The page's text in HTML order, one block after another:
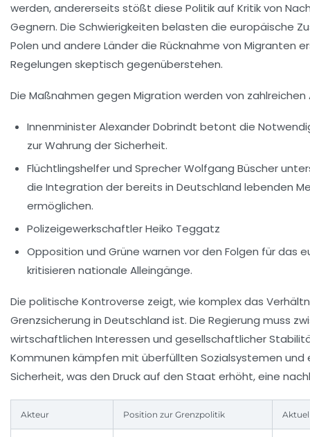
werden, andererseits stößt diese Politik auf Kritik von
Gegnern. Die Schwierigkeiten belasten die europäische
Polen und andere Länder die Rücknahme von Migranten
Regelungen skeptisch gegenüberstehen.
Die Maßnahmen gegen Migration werden von
Innenminister Alexander Dobrindt betont die
zur Wahrung der Sicherheit.
Flüchtlingshelfer und Sprecher Wolfgang Büscher
die Integration der bereits in Deutschland lebenden
ermöglichen.
Polizeigewerkschaftler Heiko Teggatz
Opposition und Grüne warnen vor den Folgen für das
kritisieren nationale Alleingänge.
Die politische Kontroverse zeigt, wie komplex das
Grenzsicherung in Deutschland ist. Die Regierung muss
wirtschaftlichen Interessen und gesellschaftlicher
Kommunen kämpfen mit überfüllten Sozialsystemen
Sicherheit, was den Druck auf den Staat erhöht, eine
Akteur Position zur Grenzpolitik